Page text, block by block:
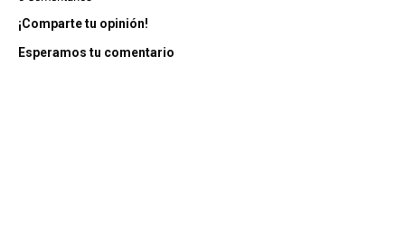
¡Comparte tu opinión!
Esperamos tu comentario